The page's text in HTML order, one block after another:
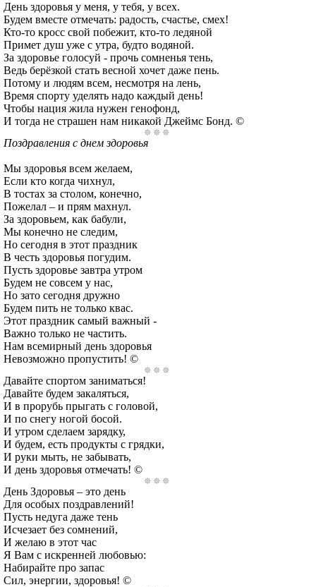
День здоровья у меня, у тебя, у всех.
Будем вместе отмечать: радость, счастье, смех!
Кто-то кросс свой побежит, кто-то ледяной
Примет душ уже с утра, будто водяной.
За здоровье голосуй - прочь сомненья тень,
Ведь берёзкой стать весной хочет даже пень.
Потому и людям всем, несмотря на лень,
Время спорту уделять надо каждый день!
Чтобы нация жила нужен генофонд,
И тогда не страшен нам никакой Джеймс Бонд. ©
Поздравления с днем здоровья
Мы здоровья всем желаем,
Если кто когда чихнул,
В тостах за столом, конечно,
Пожелал – и прям махнул.
За здоровьем, как бабули,
Мы конечно не следим,
Но сегодня в этот праздник
В честь здоровья погудим.
Пусть здоровье завтра утром
Будем не совсем у нас,
Но зато сегодня дружно
Будем пить не только квас.
Этот праздник самый важный -
Важно только не частить.
Нам всемирный день здоровья
Невозможно пропустить! ©
Давайте спортом заниматься!
Давайте будем закаляться,
И в прорубь прыгать с головой,
И по снегу ногой босой.
И утром сделаем зарядку,
И будем, есть продукты с грядки,
И руки мыть, не забывать,
И день здоровья отмечать! ©
День Здоровья – это день
Для особых поздравлений!
Пусть недуга даже тень
Исчезает без сомнений,
И желаю в этот час
Я Вам с искренней любовью:
Набирайте про запас
Сил, энергии, здоровья! ©